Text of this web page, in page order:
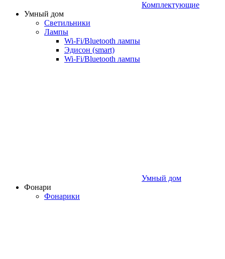
Комплектующие
Умный дом
Светильники
Лампы
Wi‑Fi/Bluetooth лампы
Эдисон (smart)
Wi-Fi/Bluetooth лампы
Умный дом
Фонари
Фонарики